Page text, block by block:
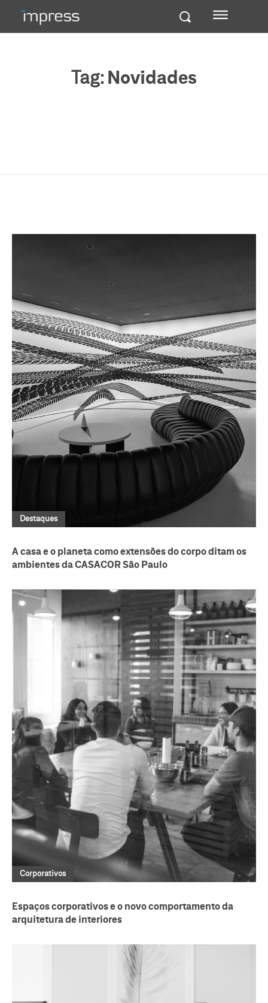
Tag: Novidades
Destaques
A casa e o planeta como extensões do corpo ditam os
ambientes da CASACOR São Paulo
Corporativos
Espaços corporativos e o novo comportamento da
arquitetura de interiores